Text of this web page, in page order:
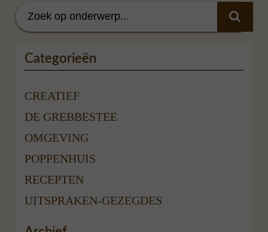
Categorieën
CREATIEF
DE GREBBESTEE
OMGEVING
POPPENHUIS
RECEPTEN
UITSPRAKEN-GEZEGDES